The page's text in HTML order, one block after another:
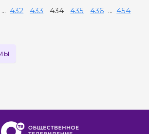
... 432 433 434 435 436 ... 454